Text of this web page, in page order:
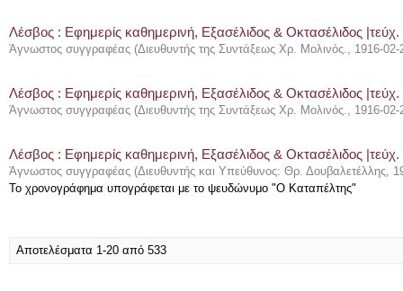
Λέσβος : Eφημερίς καθημερινή, Εξασέλιδος & Οκτασέλιδος
Άγνωστος συγγραφέας (Διευθυντής της Συντάξεως Χρ. Μολινός., 1916-02-
Λέσβος : Eφημερίς καθημερινή, Εξασέλιδος & Οκτασέλιδος
Άγνωστος συγγραφέας (Διευθυντής της Συντάξεως Χρ. Μολινός., 1916-02-
Λέσβος : Eφημερίς καθημερινή, Εξασέλιδος & Οκτασέλιδος
Άγνωστος συγγραφέας (Διευθυντής και Υπεύθυνος: Θρ. Δουβαλετέλλης,
Το χρονογράφημα υπογράφεται με το ψευδώνυμο "Ο Καταπέλτης"
Αποτελέσματα 1-20 από 533